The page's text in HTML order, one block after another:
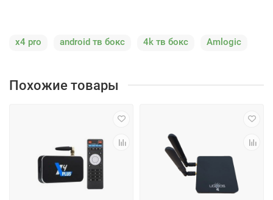
x4 pro android тв бокс 4k тв бокс Amlogic
Похожие товары